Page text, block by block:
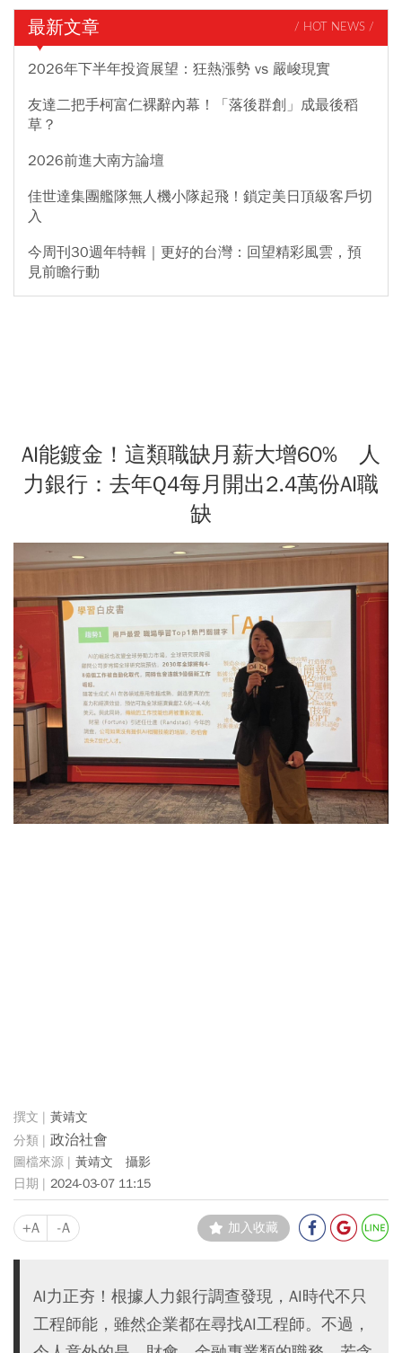
最新文章 / HOT NEWS /
2026年下半年投資展望：狂熱漲勢 vs 嚴峻現實
友達二把手柯富仁裸辭內幕！「落後群創」成最後稻
草？
2026前進大南方論壇
佳世達集團艦隊無人機小隊起飛！鎖定美日頂級客戶切
入
今周刊30週年特輯｜更好的台灣：回望精彩風雲，預
見前瞻行動
AI能鍍金！這類職缺月薪大增60% 人
力銀行：去年Q4每月開出2.4萬份AI職
缺
黃靖文
政治社會
黃靖文 攝影
2024-03-07 11:15
+A -A 加入收藏
AI力正夯！根據人力銀行調查發現，AI時代不只
工程師能，雖然企業都在尋找AI工程師。不過，